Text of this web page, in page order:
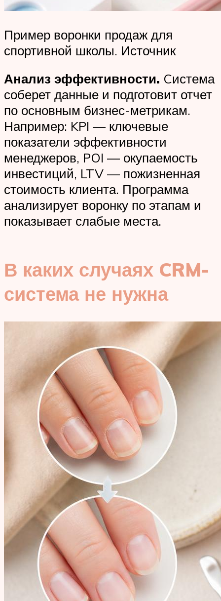
Пример воронки продаж для
спортивной школы. Источник
Анализ эффективности. Cистема
соберет данные и подготовит отчет
по основным бизнес-метрикам.
Например: KPI — ключевые
показатели эффективности
менеджеров, POI — окупаемость
инвестиций, LTV — пожизненная
стоимость клиента. Программа
анализирует воронку по этапам и
показывает слабые места.
В каких случаях CRM-
система не нужна